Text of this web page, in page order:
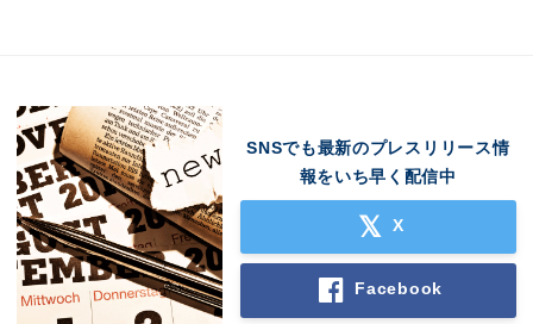
SNSでも最新のプレスリリース情
報をいち早く配信中
X
Facebook